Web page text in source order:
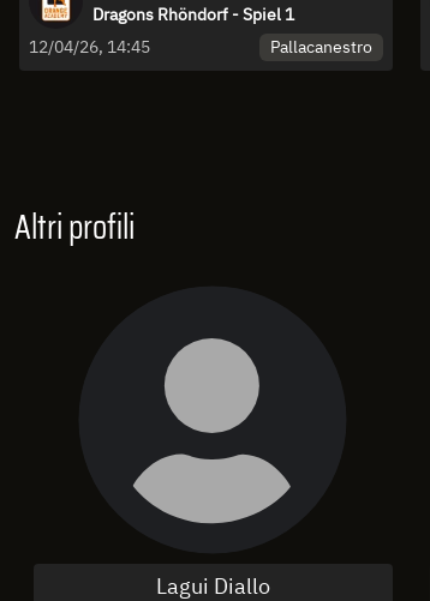
Dragons Rhöndorf - Spiel 1
12/04/26, 14:45
Pallacanestro
Altri profili
Lagui Diallo